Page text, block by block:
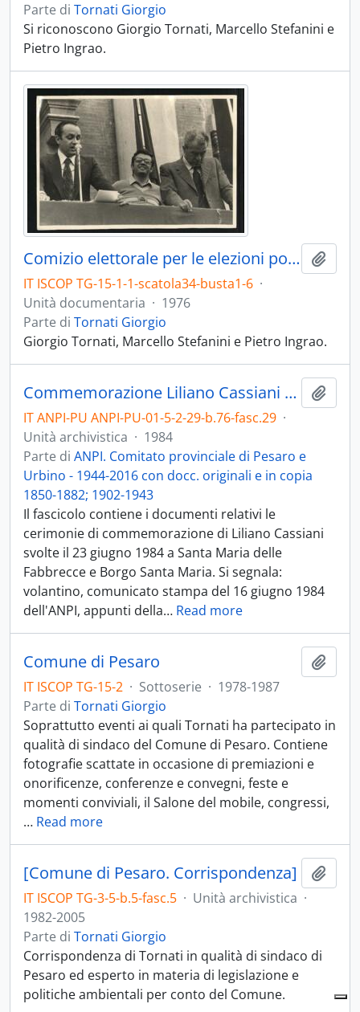
Parte di Tornati Giorgio
Si riconoscono Giorgio Tornati, Marcello Stefanini e
Pietro Ingrao.
Comizio elettorale per le elezioni politiche del 1976
IT ISCOP TG-15-1-1-scatola34-busta1-6 ·
Unità documentaria · 1976
Parte di Tornati Giorgio
Giorgio Tornati, Marcello Stefanini e Pietro Ingrao.
Commemorazione Liliano Cassiani - 1984
IT ANPI-PU ANPI-PU-01-5-2-29-b.76-fasc.29 ·
Unità archivistica · 1984
Parte di ANPI. Comitato provinciale di Pesaro e
Urbino - 1944-2016 con docc. originali e in copia
1850-1882; 1902-1943
Il fascicolo contiene i documenti relativi le
cerimonie di commemorazione di Liliano Cassiani
svolte il 23 giugno 1984 a Santa Maria delle
Fabbrecce e Borgo Santa Maria. Si segnala:
volantino, comunicato stampa del 16 giugno 1984
dell'ANPI, appunti della… Read more
Comune di Pesaro
IT ISCOP TG-15-2 · Sottoserie · 1978-1987
Parte di Tornati Giorgio
Soprattutto eventi ai quali Tornati ha partecipato in
qualità di sindaco del Comune di Pesaro. Contiene
fotografie scattate in occasione di premiazioni e
onorificenze, conferenze e convegni, feste e
momenti conviviali, il Salone del mobile, congressi,
… Read more
[Comune di Pesaro. Corrispondenza]
IT ISCOP TG-3-5-b.5-fasc.5 · Unità archivistica ·
1982-2005
Parte di Tornati Giorgio
Corrispondenza di Tornati in qualità di sindaco di
Pesaro ed esperto in materia di legislazione e
politiche ambientali per conto del Comune.